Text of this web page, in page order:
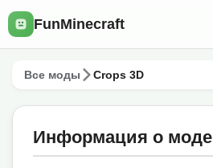
FunMinecraft
Все моды Crops 3D
Информация о моде